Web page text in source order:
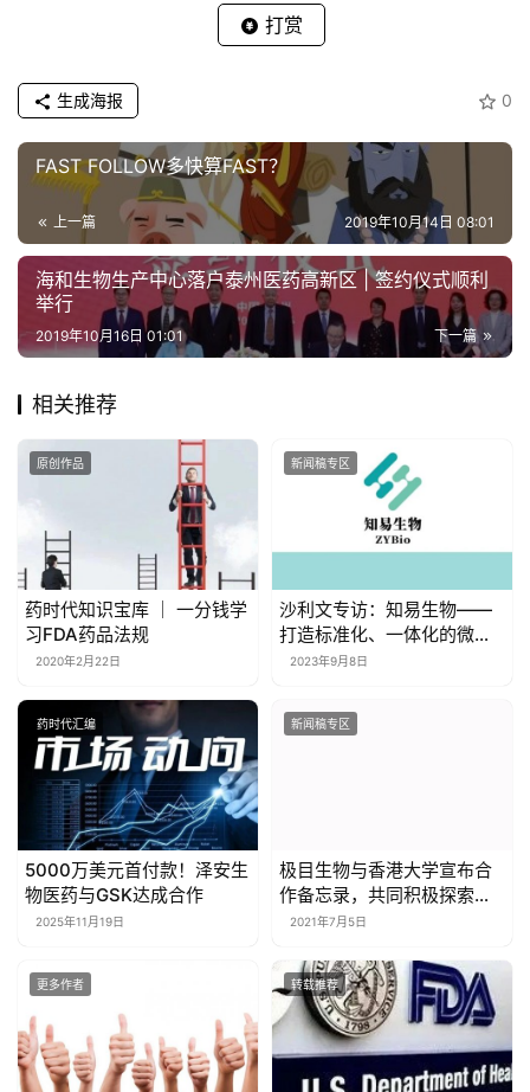
打赏
0
生成海报
FAST FOLLOW多快算FAST？
上一篇 2019年10月14日 08:01
海和生物生产中心落户泰州医药高新区 | 签约仪式顺利
举行
下一篇
2019年10月16日 01:01
相关推荐
原创作品
药时代知识宝库 ｜ 一分钱学
习FDA药品法规
2020年2月22日
新闻稿专区
沙利文专访：知易生物——
打造标准化、一体化的微生
态药物开发平台
2023年9月8日
药时代汇编
5000万美元首付款！泽安生
物医药与GSK达成合作
2025年11月19日
新闻稿专区
极目生物与香港大学宣布合
作备忘录，共同积极探索与
开发针对相关眼科疾病的新
2021年7月5日
更多作者 转载推荐